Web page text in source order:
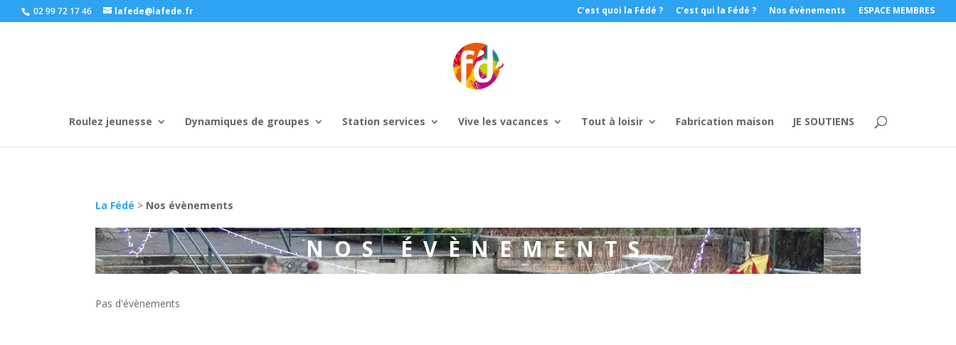
02 99 72 17 46 lafede@lafede.fr C’est quoi la Fédé ? C’est qui la Fédé ? Nos évènements ESPACE MEMBRES
Roulez jeunesse Dynamiques de groupes Station services Vive les vacances Tout à loisir Fabrication maison JE SOUTIENS
La Fédé > Nos évènements
NOS ÉVÈNEMENTS
Pas d'évènements